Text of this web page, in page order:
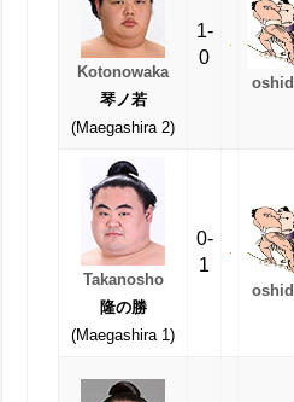
Kotonowaka
琴ノ若
(Maegashira 2)
1-
0
Takanosho
隆の勝
(Maegashira 1)
0-
1